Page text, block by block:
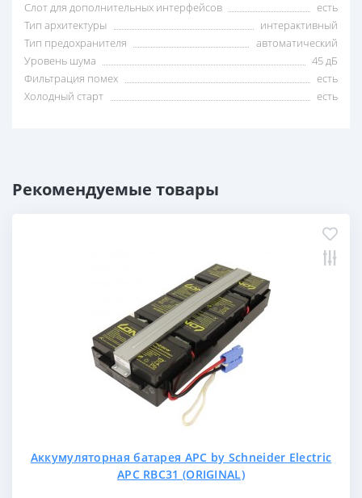
Слот для дополнительных интерфейсов
есть
Тип архитектуры
интерактивный
Тип предохранителя
автоматический
Уровень шума
45 дБ
Фильтрация помех
есть
Холодный старт
есть
Рекомендуемые товары
Аккумуляторная батарея APC by Schneider Electric
APC RBC31 (ORIGINAL)